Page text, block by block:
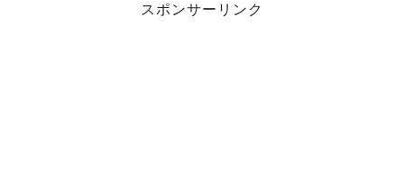
スポンサーリンク